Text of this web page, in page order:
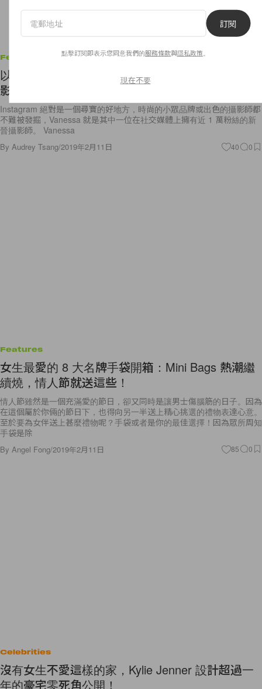
Features
以冷淡的色彩拍出富有個性的照片！專訪新晉女攝
影師 Vanessa
Instagram 絕對是一個尋寶的好地方，時尚的小眾品牌或出色的攝影師都
不難被發掘，Vanessa 就是其中一位在社交媒體上擁有近 1 萬粉絲的新
晉攝影師。 Vanessa
By Audrey Tsang/2019年2月11日 40 0
Features
女生最愛的 8 大名牌手袋開箱：Mini Bags 熱潮繼
續燒，情人節就送這些！
情人節雖然是一個充滿愛的節日，卻又同時是讓男士傷腦筋的日子。因為
在這個屬於你倆的節日下，也得向另一半送上精心挑選的禮物表達心意。
至於要為女伴送上甚麼禮物呢？手袋或者是你的最佳選擇！因為眾所周知
手袋是除
By Angel Fong/2019年2月11日 85 0
Celebrities
沒有女生不愛這樣的家，Kylie Jenner 設計超過一
年的豪宅零死角公開！
訂閱
點擊訂閱即表示您同意我們的服務條款與隱私政策
現在不要